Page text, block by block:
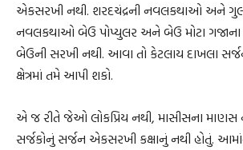
એકસરખી નથી. શરદચંદ્રની નવલકથાઓ અને
નવલકથાઓ બેઉ પોપ્યુલર અને બેઉ મોટા ગજાના
બેઉની સરખી નથી. આવા તો કેટલાય દાખલા
ક્ષેત્રમાં તમે આપી શકો.
એ જ રીતે જેઓ લોકપ્રિય નથી, માસીસના માણસ
સર્જકોનું સર્જન એકસરખી કક્ષાનું નથી હોતું.